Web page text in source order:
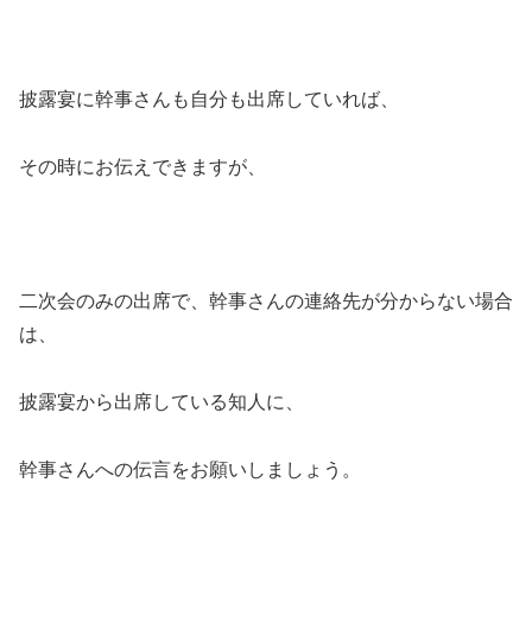
披露宴に幹事さんも自分も出席していれば、
その時にお伝えできますが、
二次会のみの出席で、幹事さんの連絡先が分からない場合
は、
披露宴から出席している知人に、
幹事さんへの伝言をお願いしましょう。